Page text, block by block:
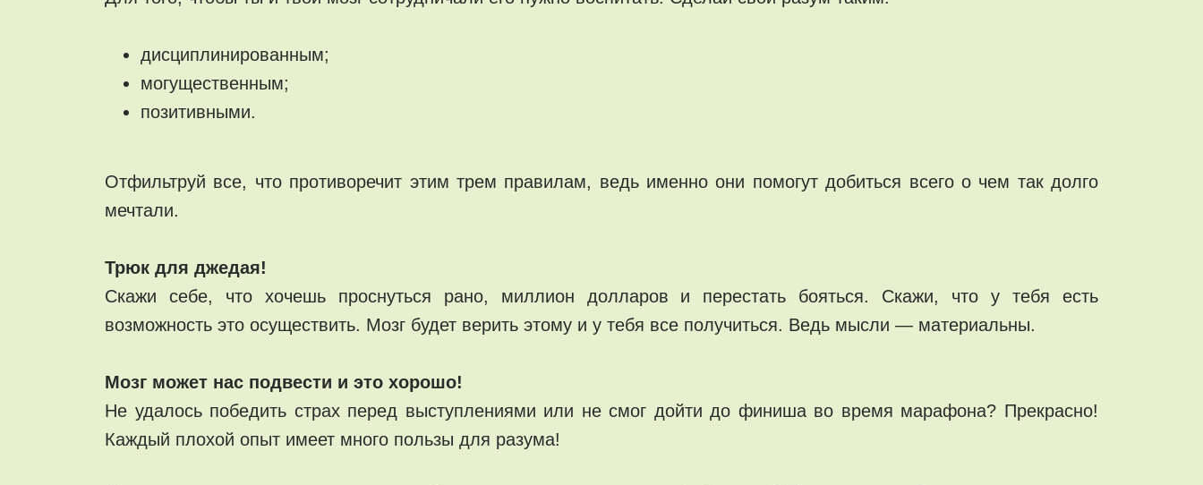
дисциплинированным;
могущественным;
позитивными.
Отфильтруй все, что противоречит этим трем правилам, ведь именно они помогут добиться всего о чем так долго
мечтали.
Трюк для джедая!
Скажи себе, что хочешь проснуться рано, миллион долларов и перестать бояться. Скажи, что у тебя есть
возможность это осуществить. Мозг будет верить этому и у тебя все получиться. Ведь мысли — материальны.
Мозг может нас подвести и это хорошо!
Не удалось победить страх перед выступлениями или не смог дойти до финиша во время марафона? Прекрасно!
Каждый плохой опыт имеет много пользы для разума!